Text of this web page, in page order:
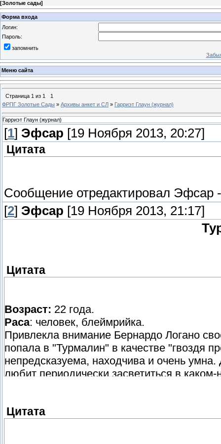
[Золотые сады]
Форма входа
Логин:
Пароль:
запомнить
Меню сайта
Страница 1 из 1
1
ФРПГ Золотые Сады » Архивы анкет и СЛ » Гарриэт Глаун (журнал)
Гарриэт Глаун (журнал)
[1] Эфсар [19 Ноября 2013, 20:27]
Цитата
Сообщение отредактировал Эфсар
[2] Эфсар [19 Ноября 2013, 21:17]
Цитата
Возраст: 22 года.
Раса: человек, блеймрийка.
Привлекла внимание Бернардо Логано
попала в "Турмалин" в качестве "гвоздя
непредсказуема, находчива и очень
любит периодически засветиться в
владельцу, уже заслужила его доверие
Цитата